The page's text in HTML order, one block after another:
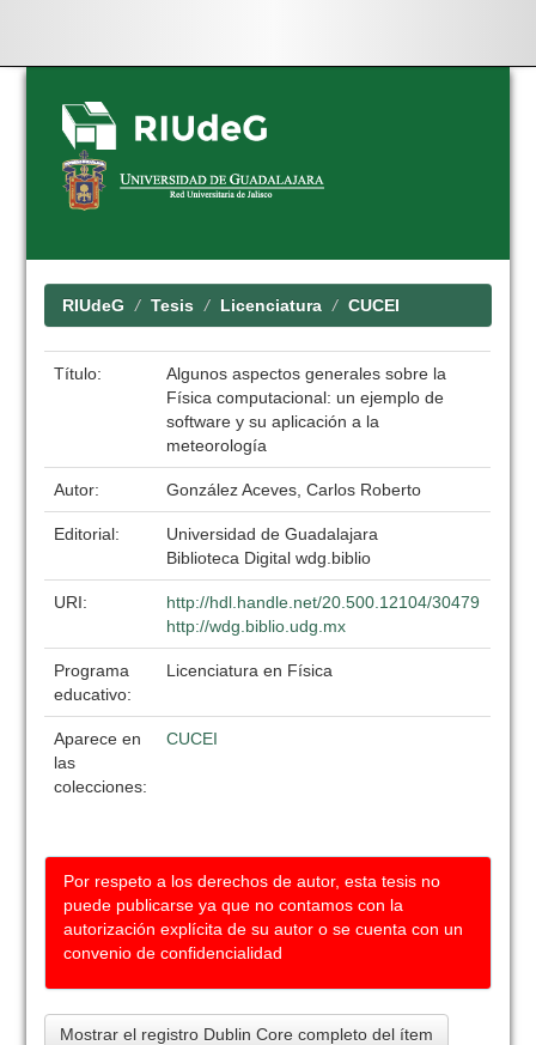
Skip
navigation
RIUdeG Tesis Licenciatura CUCEI
Título:
Algunos aspectos generales sobre la
Física computacional: un ejemplo de
software y su aplicación a la
meteorología
Autor: González Aceves, Carlos Roberto
Editorial:
Universidad de Guadalajara
Biblioteca Digital wdg.biblio
URI:
http://hdl.handle.net/20.500.12104/30479
http://wdg.biblio.udg.mx
Programa
educativo:
Licenciatura en Física
Aparece en
las
colecciones:
CUCEI
Por respeto a los derechos de autor, esta tesis no
puede publicarse ya que no contamos con la
autorización explícita de su autor o se cuenta con un
convenio de confidencialidad
Mostrar el registro Dublin Core completo del ítem